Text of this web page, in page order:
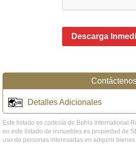
Descarga
Detalles Adicionales
Este listado es cortesía de Bahia International
en este listado de inmuebles es propiedad de
uso de personas interesadas en adquirir